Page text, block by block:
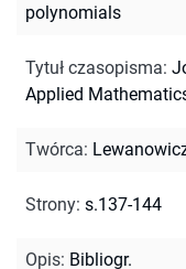
polynomials
Tytuł czasopisma:
Applied
Twórca:
Strony: s.137-144
Opis: Bibliogr.